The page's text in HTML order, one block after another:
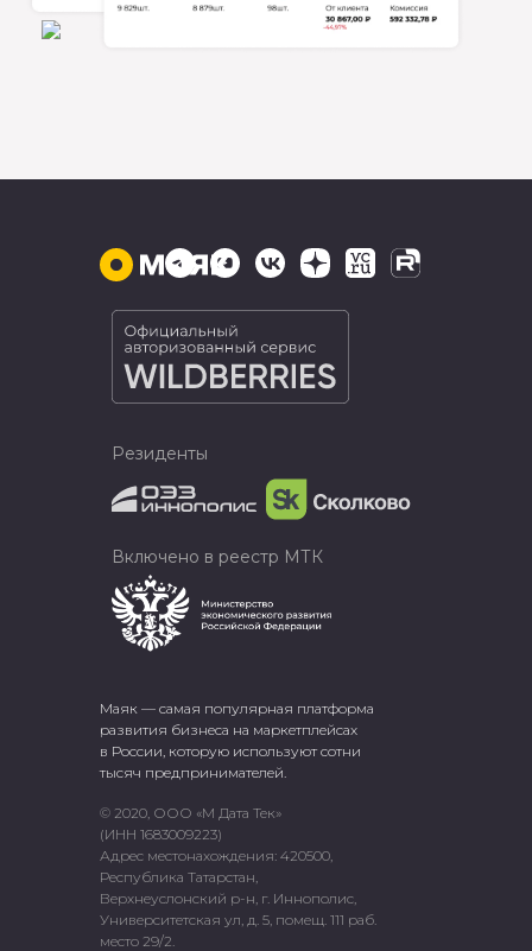
Маяк — самая популярная платформа
развития бизнеса на маркетплейсах
в России, которую используют сотни
тысяч предпринимателей.
© 2020, ООО «М Дата Тек»
(ИНН 1683009223)
Адрес местонахождения: 420500,
Республика Татарстан,
Верхнеуслонский р-н, г. Иннополис,
Университетская ул, д. 5, помещ. 111 раб.
место 29/2.
Резиденты
Включено в реестр МТК